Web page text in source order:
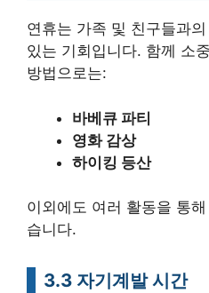
연휴는 가족 및 친구들과
있는 기회입니다. 함께 소
방법으로는:
바베큐 파티
영화 감상
하이킹 등산
이외에도 여러 활동을 통
습니다.
3.3 자기계발 시간